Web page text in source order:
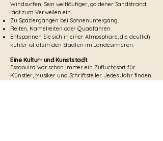
Windsurfen. Sein weitläufiger, goldener Sandstrand
lädt zum Verweilen ein.
Zu Spaziergängen bei Sonnenuntergang.
Reiten, Kamelreiten oder Quadfahren.
Entspannen Sie sich in einer Atmosphäre, die deutlich
kühler ist als in den Städten im Landesinneren.
Eine Kultur- und Kunststadt
Essaouira war schon immer ein Zufluchtsort für
Künstler, Musiker und Schriftsteller. Jedes Jahr finden